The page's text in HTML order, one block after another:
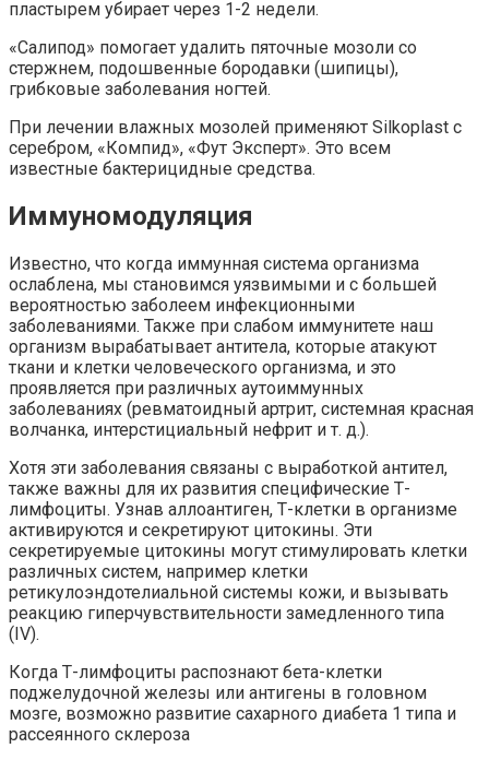
пластырем убирает через 1-2 недели.
«Салипод» помогает удалить пяточные мозоли со
стержнем, подошвенные бородавки (шипицы),
грибковые заболевания ногтей.
При лечении влажных мозолей применяют Silkoplast с
серебром, «Компид», «Фут Эксперт». Это всем
известные бактерицидные средства.
Иммуномодуляция
Известно, что когда иммунная система организма
ослаблена, мы становимся уязвимыми и с большей
вероятностью заболеем инфекционными
заболеваниями. Также при слабом иммунитете наш
организм вырабатывает антитела, которые атакуют
ткани и клетки человеческого организма, и это
проявляется при различных аутоиммунных
заболеваниях (ревматоидный артрит, системная красная
волчанка, интерстициальный нефрит и т. д.).
Хотя эти заболевания связаны с выработкой антител,
также важны для их развития специфические Т-
лимфоциты. Узнав аллоантиген, Т-клетки в организме
активируются и секретируют цитокины. Эти
секретируемые цитокины могут стимулировать клетки
различных систем, например клетки
ретикулоэндотелиальной системы кожи, и вызывать
реакцию гиперчувствительности замедленного типа
(IV).
Когда Т-лимфоциты распознают бета-клетки
поджелудочной железы или антигены в головном
мозге, возможно развитие сахарного диабета 1 типа и
рассеянного склероза